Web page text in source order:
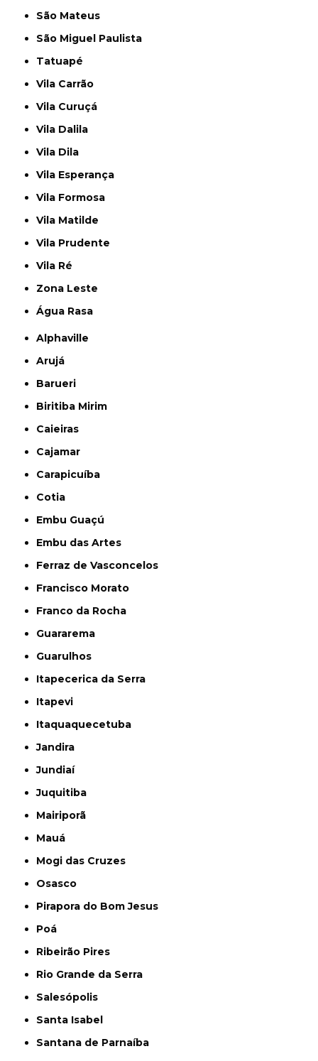
São Mateus
São Miguel Paulista
Tatuapé
Vila Carrão
Vila Curuçá
Vila Dalila
Vila Dila
Vila Esperança
Vila Formosa
Vila Matilde
Vila Prudente
Vila Ré
Zona Leste
Água Rasa
Alphaville
Arujá
Barueri
Biritiba Mirim
Caieiras
Cajamar
Carapicuíba
Cotia
Embu Guaçú
Embu das Artes
Ferraz de Vasconcelos
Francisco Morato
Franco da Rocha
Guararema
Guarulhos
Itapecerica da Serra
Itapevi
Itaquaquecetuba
Jandira
Jundiaí
Juquitiba
Mairiporã
Mauá
Mogi das Cruzes
Osasco
Pirapora do Bom Jesus
Poá
Ribeirão Pires
Rio Grande da Serra
Salesópolis
Santa Isabel
Santana de Parnaíba